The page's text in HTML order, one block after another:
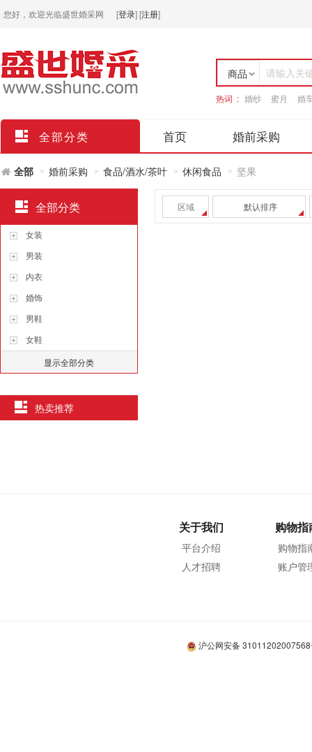
您好，欢迎光临盛世婚采网 [登录][注册]
商品
店铺
请输入关
热词 : 婚纱 蜜月 婚
全部分类 首页 婚前采购
全部 > 婚前采购 > 食品/酒水/茶叶 > 休闲食品 > 坚果
区域 默认排序
全部分类
女装
男装
内衣
婚饰
男鞋
女鞋
显示全部分类
热卖推荐
关于我们
平台介绍
人才招聘
购物指
购物指
账户管
沪公网安备 31011202007568